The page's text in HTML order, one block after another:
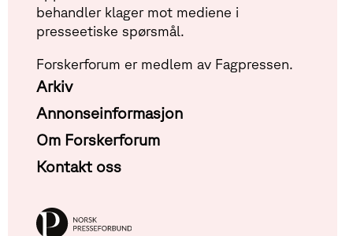
behandler klager mot mediene i
presseetiske spørsmål.
Forskerforum er medlem av Fagpressen.
Arkiv
Annonseinformasjon
Om Forskerforum
Kontakt oss